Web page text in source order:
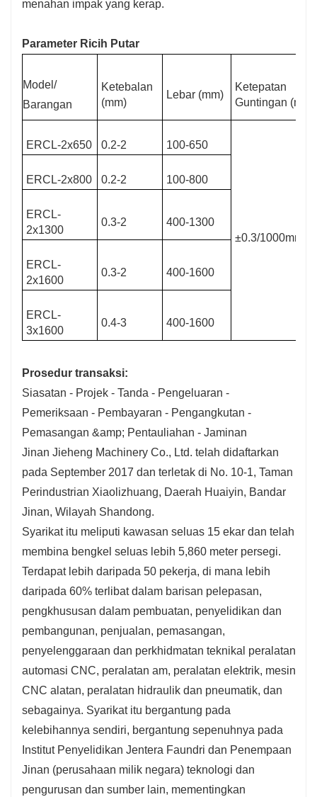
menahan impak yang kerap.
Parameter Ricih Putar
Model/
Barangan
Ketebalan
(mm)
Lebar (mm)
Ketepatan
Guntingan (mm)
ERCL-2x650 0.2-2 100-650
±0.3/1000mm
ERCL-2x800 0.2-2 100-800
ERCL-
2x1300
0.3-2 400-1300
ERCL-
2x1600
0.3-2 400-1600
ERCL-
3x1600
0.4-3 400-1600
Prosedur transaksi:
Siasatan - Projek - Tanda - Pengeluaran -
Pemeriksaan - Pembayaran - Pengangkutan -
Pemasangan &amp; Pentauliahan - Jaminan
Jinan Jieheng Machinery Co., Ltd. telah didaftarkan
pada September 2017 dan terletak di No. 10-1, Taman
Perindustrian Xiaolizhuang, Daerah Huaiyin, Bandar
Jinan, Wilayah Shandong.
Syarikat itu meliputi kawasan seluas 15 ekar dan telah
membina bengkel seluas lebih 5,860 meter persegi.
Terdapat lebih daripada 50 pekerja, di mana lebih
daripada 60% terlibat dalam barisan pelepasan,
pengkhususan dalam pembuatan, penyelidikan dan
pembangunan, penjualan, pemasangan,
penyelenggaraan dan perkhidmatan teknikal peralatan
automasi CNC, peralatan am, peralatan elektrik, mesin
CNC alatan, peralatan hidraulik dan pneumatik, dan
sebagainya. Syarikat itu bergantung pada
kelebihannya sendiri, bergantung sepenuhnya pada
Institut Penyelidikan Jentera Faundri dan Penempaan
Jinan (perusahaan milik negara) teknologi dan
pengurusan dan sumber lain, mementingkan